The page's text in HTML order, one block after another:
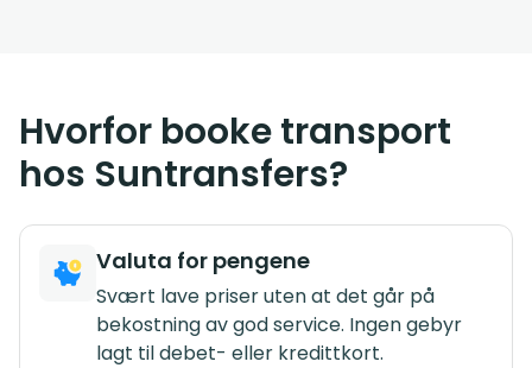
Hvorfor booke transport
hos Suntransfers?
Valuta for pengene
Svært lave priser uten at det går på
bekostning av god service. Ingen gebyr
lagt til debet- eller kredittkort.